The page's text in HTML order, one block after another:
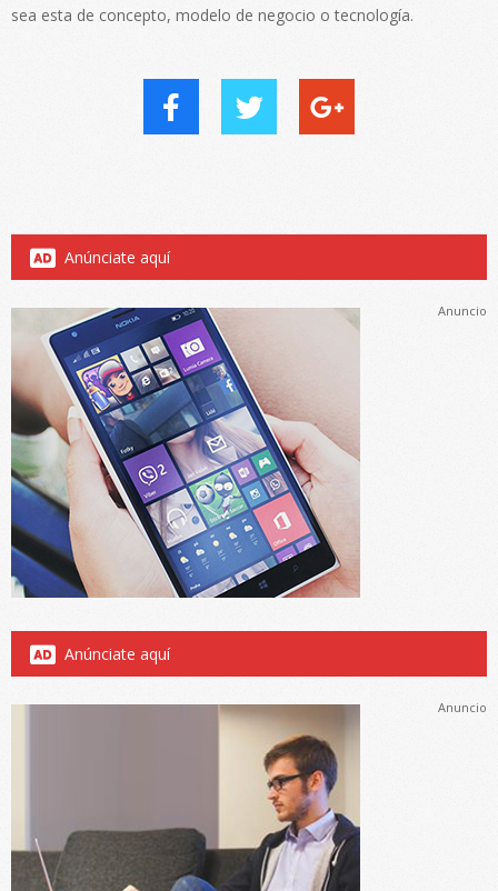
sea esta de concepto, modelo de negocio o tecnología.
Anúnciate aquí
Anuncio
Anúnciate aquí
Anuncio